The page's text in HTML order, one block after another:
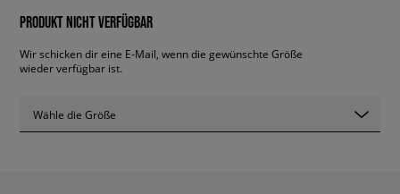
PRODUKT NICHT VERFÜGBAR
Wir schicken dir eine E-Mail, wenn die gewünschte Größe
wieder verfügbar ist.
Wähle die Größe